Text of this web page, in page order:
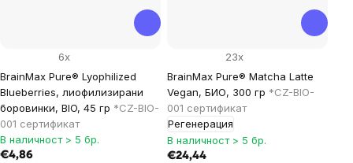
BrainMax Pure® Lyophilized
Blueberries, лиофилизирани
боровинки, BIO, 45 гр *CZ-BIO-
001 сертификат
6x
В наличност > 5 бр.
€4,86
BrainMax Pure® Matcha Latte
Vegan, БИО, 300 гр *CZ-BIO-
001 сертификат
Регенерация
23x
В наличност > 5 бр.
€24,44